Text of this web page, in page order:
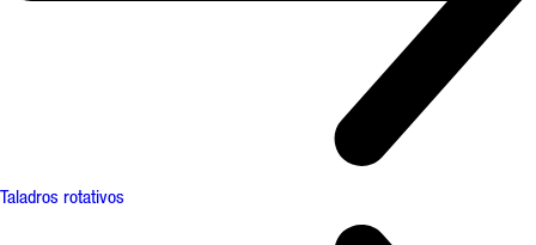
Taladros rotativos